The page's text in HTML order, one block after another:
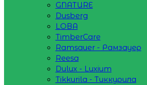
GNATURE
Dusberg
LOBA
TimberCare
Ramsauer - Рамзауер
Reesa
Dulux - Luxium
Tikkurila - Тиккурила